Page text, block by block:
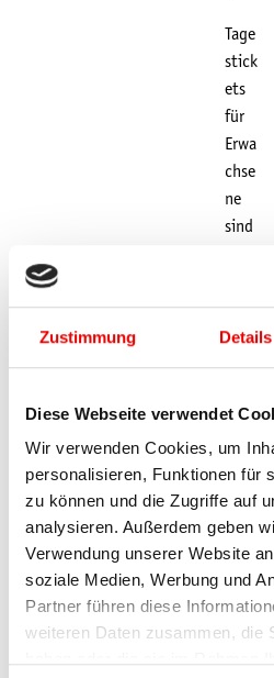
Zustimmung Details
Diese Webseite verwendet
Wir verwenden Cookies, um
personalisieren, Funktionen für
zu können und die Zugriffe auf
analysieren. Außerdem geben
Verwendung unserer Website
soziale Medien, Werbung und
Partner führen diese
weiteren Daten zusammen, die
Tage
stick
ets
für
Erwa
chse
ne
sind
ag
ab
7,00
sowi
e am
Sams
tag
und
Sonn
tag
jewei
ls ab